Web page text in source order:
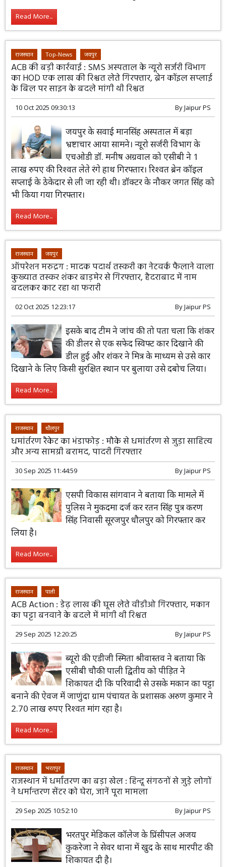
Read More...
राजस्थान Top-News जयपुर
ACB की बड़ी कार्रवाई : SMS अस्पताल के न्यूरो सर्जरी विभाग
का HOD एक लाख की रिश्वत लेते गिरफ्तार, ब्रेन कॉइल सप्लाई
के बिल पर साइन के बदले मांगी थी रिश्वत
10 Oct 2025 09:30:13 ByJaipur PS
जयपुर के सवाई मानसिंह अस्पताल में बड़ा
भ्रष्टाचार आया सामने। न्यूरो सर्जरी विभाग के
एचओडी डॉ. मनीष अग्रवाल को एसीबी ने 1
लाख रुपए की रिश्वत लेते रंगे हाथ गिरफ्तार। रिश्वत ब्रेन कॉइल
सप्लाई के ठेकेदार से ली जा रही थी। डॉक्टर के नौकर जगत सिंह को
भी किया गया गिरफ्तार।
Read More...
राजस्थान जयपुर
ऑपरेशन मरुद्रग : मादक पदार्थ तस्करी का नेटवर्क फैलाने वाला
कुख्यात तस्कर शंकर बाड़मेर से गिरफ्तार, हैदराबाद में नाम
बदलकर काट रहा था फरारी
02 Oct 2025 12:23:17 ByJaipur PS
इसके बाद टीम ने जांच की तो पता चला कि शंकर
की डीलर से एक सफेद स्विफ्ट कार दिखाने की
डील हुई और शंकर ने मित्र के माध्यम से उसे कार
दिखाने के लिए किसी सुरक्षित स्थान पर बुलाया उसे दबोच लिया।
Read More...
राजस्थान धौलपुर
धमांर्तरण रैकेट का भंडाफोड़ : मौके से धमांर्तरण से जुड़ा साहित्य
और अन्य सामग्री बरामद, पादरी गिरफ्तार
30 Sep 2025 11:44:59 ByJaipur PS
एसपी विकास सांगवान ने बताया कि मामले में
पुलिस ने मुकदमा दर्ज कर रतन सिंह पुत्र करण
सिंह निवासी सूरजपुर धौलपुर को गिरफ्तार कर
लिया है।
Read More...
राजस्थान पाली
ACB Action : डेढ़ लाख की घूस लेते वीडीओ गिरफ्तार, मकान
का पट्टा बनवाने के बदले में मांगी थी रिश्वत
29 Sep 2025 12:20:25 ByJaipur PS
ब्यूरो की एडीजी स्मिता श्रीवास्तव ने बताया कि
एसीबी चौकी पाली द्वितीय को पीड़ित ने
शिकायत दी कि परिवादी से उसके मकान का पट्टा
बनाने की ऐवज में जाणुंदा ग्राम पंचायत के प्रशासक अरुण कुमार ने
2.70 लाख रुपए रिश्वत मांग रहा है।
Read More...
राजस्थान भरतपुर
राजस्थान में धर्मांतरण का बड़ा खेल : हिन्दू संगठनों से जुडे़ लोगों
ने धर्मान्तरण सेंटर को घेरा, जानें पूरा मामला
29 Sep 2025 10:52:10 ByJaipur PS
भरतपुर मेडिकल कॉलेज के प्रिंसीपल अजय
कुकरेजा ने सेवर थाना में खुद के साथ मारपीट की
शिकायत दी है।